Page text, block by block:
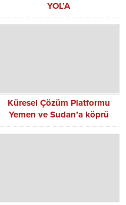
YOL’A
Küresel Çözüm Platformu
Yemen ve Sudan’a köprü
kurdu